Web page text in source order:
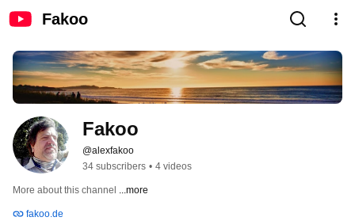
Fakoo
Fakoo
@alexfakoo
34 subscribers • 4 videos
More about this channel ...more
fakoo.de